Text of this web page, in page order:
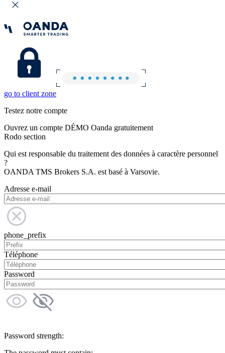
go to client zone
Testez notre compte
Ouvrez un compte DÉMO Oanda gratuitement
Rodo section
Qui est responsable du traitement des données à caractère personnel
?
OANDA TMS Brokers S.A. est basé à Varsovie.
Adresse e-mail
phone_prefix
Téléphone
Password
Password strength: